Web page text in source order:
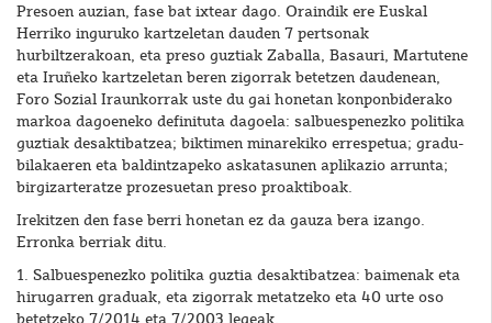
Presoen auzian, fase bat ixtear dago. Oraindik ere Euskal
Herriko inguruko kartzeletan dauden 7 pertsonak
hurbiltzerakoan, eta preso guztiak Zaballa, Basauri, Martutene
eta Iruñeko kartzeletan beren zigorrak betetzen daudenean,
Foro Sozial Iraunkorrak uste du gai honetan konponbiderako
markoa dagoeneko definituta dagoela: salbuespenezko politika
guztiak desaktibatzea; biktimen minarekiko errespetua; gradu-
bilakaeren eta baldintzapeko askatasunen aplikazio arrunta;
birgizarteratze prozesuetan preso proaktiboak.
Irekitzen den fase berri honetan ez da gauza bera izango.
Erronka berriak ditu.
1. Salbuespenezko politika guztia desaktibatzea: baimenak eta
hirugarren graduak, eta zigorrak metatzeko eta 40 urte oso